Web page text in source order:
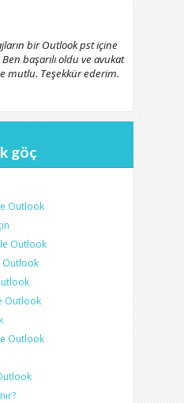
bir Outlook pst içine
başarılı oldu ve avukat
mutlu. Teşekkür ederim.
göç
Outlook
Outlook
Outlook
Outlook
Outlook